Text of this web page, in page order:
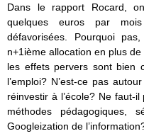
Dans le rapport Rocard,
quelques euros par
défavorisées. Pourquoi
n+1ième allocation en plus
les effets pervers sont bien
l’emploi? N’est-ce pas
réinvestir à l’école? Ne faut-
méthodes pédagogiques,
Googleization de